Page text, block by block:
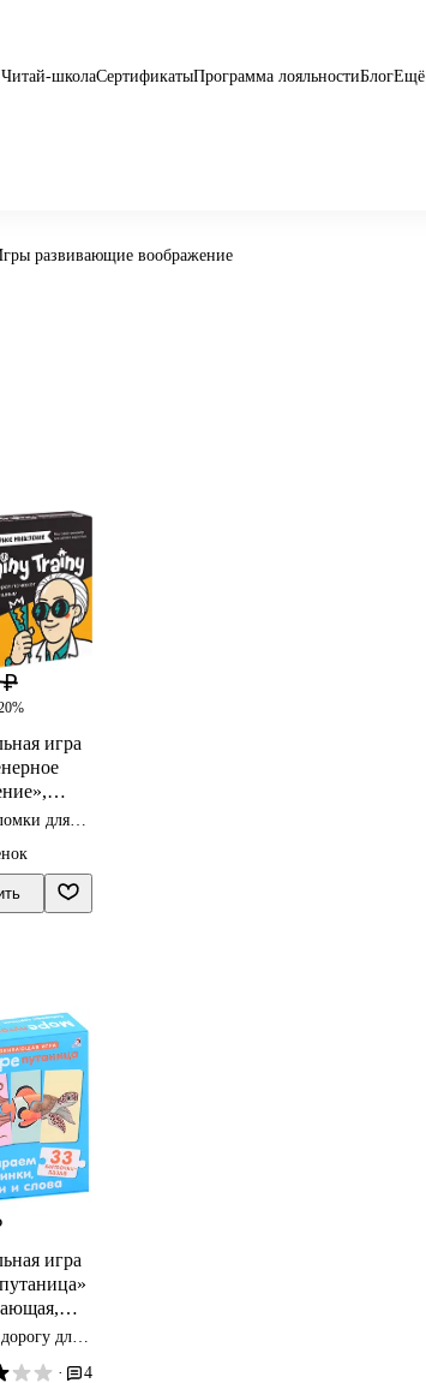
Читай-школаСертификатыПрограмма лояльностиБлогЕщё
развивающие воображение
₽
игра
для
игра
для
·
4